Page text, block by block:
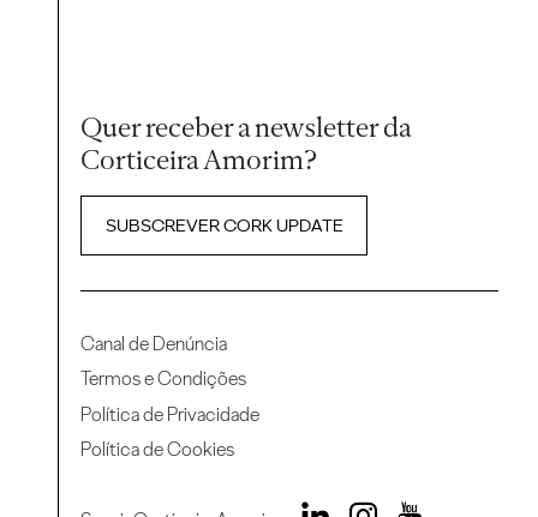
Quer receber a newsletter da
Corticeira Amorim?
SUBSCREVER CORK UPDATE
Canal de Denúncia
Termos e Condições
Política de Privacidade
Política de Cookies